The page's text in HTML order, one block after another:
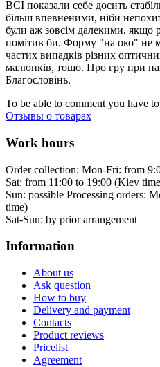
ВСІ показали себе досить
більш впевненими, ніби
були аж зовсім далекими, якщо
помітив би. Форму "на око" не
частих випадків різних
малюнків, тощо. Про гру при
Благословінь.
To be able to comment you have to
Отзывы о товарах
Work hours
Order collection: Mon-Fri: from
Sat: from 11:00 to 19:00 (Kiev
Sun: possible Processing orders:
time)
Sat-Sun: by prior arrangement
Information
About us
Ask question
How to buy
Delivery and payment
Contacts
Product reviews
Pricelist
Agreement